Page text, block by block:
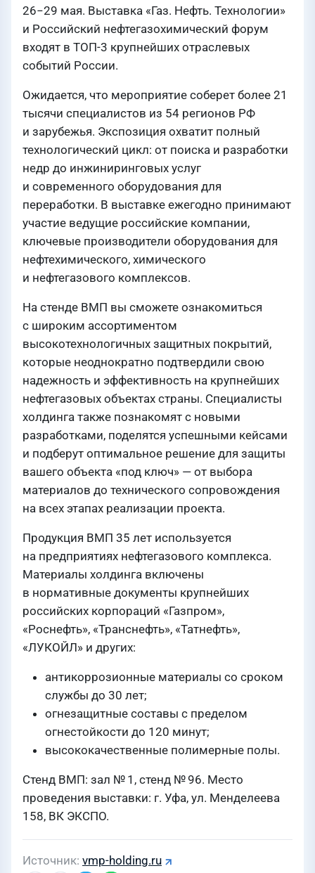
26−29 мая. Выставка «Газ. Нефть. Технологии»
и Российский нефтегазохимический форум
входят в ТОП-3 крупнейших отраслевых
событий России.
Ожидается, что мероприятие соберет более 21
тысячи специалистов из 54 регионов РФ
и зарубежья. Экспозиция охватит полный
технологический цикл: от поиска и разработки
недр до инжиниринговых услуг
и современного оборудования для
переработки. В выставке ежегодно принимают
участие ведущие российские компании,
ключевые производители оборудования для
нефтехимического, химического
и нефтегазового комплексов.
На стенде ВМП вы сможете ознакомиться
с широким ассортиментом
высокотехнологичных защитных покрытий,
которые неоднократно подтвердили свою
надежность и эффективность на крупнейших
нефтегазовых объектах страны. Специалисты
холдинга также познакомят с новыми
разработками, поделятся успешными кейсами
и подберут оптимальное решение для защиты
вашего объекта «под ключ» — от выбора
материалов до технического сопровождения
на всех этапах реализации проекта.
Продукция ВМП 35 лет используется
на предприятиях нефтегазового комплекса.
Материалы холдинга включены
в нормативные документы крупнейших
российских корпораций «Газпром»,
«Роснефть», «Транснефть», «Татнефть»,
«ЛУКОЙЛ» и других:
антикоррозионные материалы со сроком
службы до 30 лет;
огнезащитные составы с пределом
огнестойкости до 120 минут;
высококачественные полимерные полы.
Стенд ВМП: зал № 1, стенд № 96. Место
проведения выставки: г. Уфа, ул. Менделеева
158, ВК ЭКСПО.
Источник vmp-holding.ru